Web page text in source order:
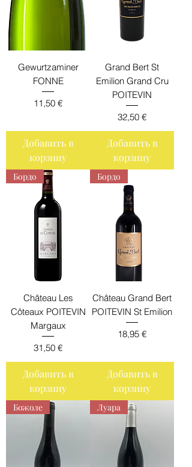
Gewurtzaminer
FONNE
Цена
11,50 €
Добавить в
корзину
Grand Bert St
Emilion Grand Cru
POITEVIN
Цена
32,50 €
Добавить в
корзину
Бордо
Château Les
Côteaux POITEVIN
Margaux
Цена
31,50 €
Добавить в
корзину
Бордо
Château Grand Bert
POITEVIN St Emilion
Цена
18,95 €
Добавить в
корзину
Божоле Луара